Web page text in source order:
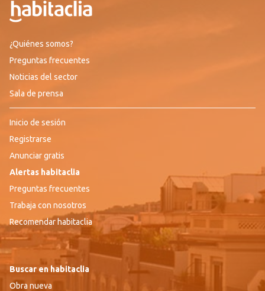
¿Quiénes somos?
Preguntas frecuentes
Noticias del sector
Sala de prensa
Inicio de sesión
Registrarse
Anunciar gratis
Alertas habitaclia
Preguntas frecuentes
Trabaja con nosotros
Recomendar habitaclia
Buscar en habitaclia
Obra nueva